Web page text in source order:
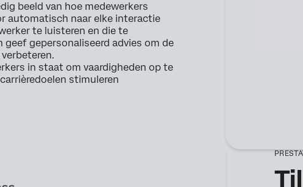
beeld van hoe medewerkers
automatisch naar elke interactie
te luisteren en die te
geef gepersonaliseerd advies om de
in staat om vaardigheden op te
stimuleren